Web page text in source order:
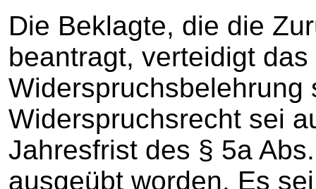
Die Beklagte, die die
beantragt, verteidigt
Widerspruchsbelehrung
Widerspruchsrecht sei
Jahresfrist des § 5a
ausgeübt worden. Es